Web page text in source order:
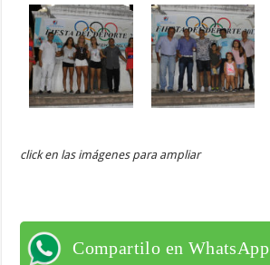
click en las imágenes para ampliar
Compartilo en WhatsApp